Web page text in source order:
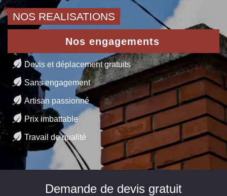
NOS REALISATIONS
Nos engagements
Devis et déplacement gratuits
Sans engagement
Artisan passionné
Prix imbattable
Travail de qualité
Demande de devis gratuit